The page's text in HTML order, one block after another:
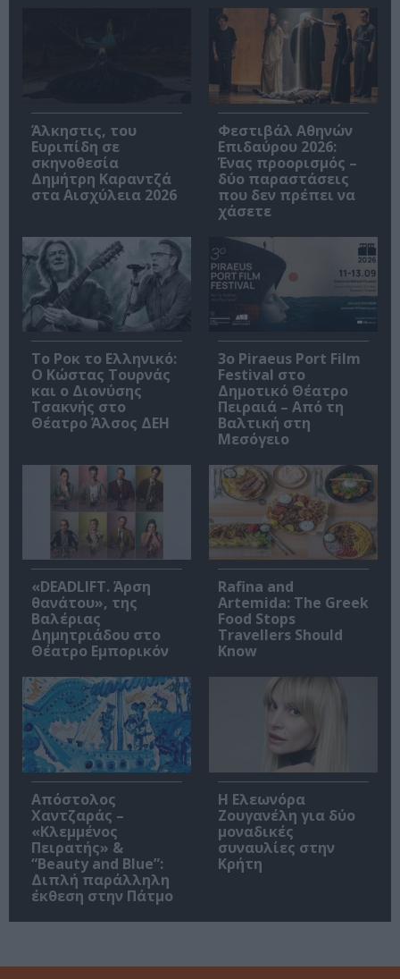
Άλκηστις, του
Ευριπίδη σε
σκηνοθεσία
Δημήτρη Καραντζά
στα Αισχύλεια 2026
Φεστιβάλ Αθηνών
Επιδαύρου 2026:
Ένας προορισμός –
δύο παραστάσεις
που δεν πρέπει να
χάσετε
Το Ροκ το Ελληνικό:
Ο Κώστας Τουρνάς
και ο Διονύσης
Τσακνής στο
Θέατρο Άλσος ΔΕΗ
3o Piraeus Port Film
Festival στο
Δημοτικό Θέατρο
Πειραιά – Από τη
Βαλτική στη
Μεσόγειο
«DEADLIFT. Άρση
θανάτου», της
Βαλέριας
Δημητριάδου στο
Θέατρο Εμπορικόν
Rafina and
Artemida: The Greek
Food Stops
Travellers Should
Know
Απόστολος
Χαντζαράς –
«Κλεμμένος
Πειρατής» &
“Beauty and Blue”:
Διπλή παράλληλη
έκθεση στην Πάτμο
Η Ελεωνόρα
Ζουγανέλη για δύο
μοναδικές
συναυλίες στην
Κρήτη